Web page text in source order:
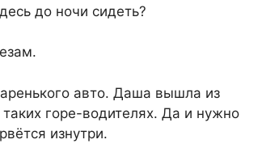
до ночи сидеть?
авто. Даша вышла из
горе-водителях. Да и нужно
изнутри.